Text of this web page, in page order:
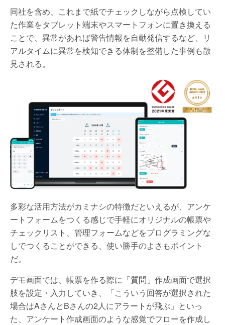
同社を含め、これまで紙でチェックしながら点検してい
た作業をタブレット端末やスマートフォンに置き換える
ことで、異常があれば警告情報を自動発信するなど、リ
アルタイムに異常を検知できる体制を整備した事例も散
見される。
多彩な活用方法がカミナシの特徴だといえるが、アンケ
ートフォームをつくる感じで手軽にオリジナルの帳票や
チェックリスト、管理フォームなどをプログラミングな
しでつくることができる、使い勝手のよさもポイント
だ。
デモ画面では、帳票を作る際に「質問」作成画面で選択
肢を設定・入力していき、「こういう回答が選択された
場合はAさんとBさんの2人にアラートが飛ぶ」といっ
た、アンケート作成画面のような感覚でフローを作成し